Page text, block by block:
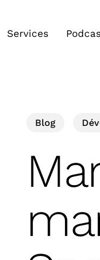
Services
Blog